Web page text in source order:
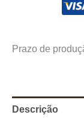
Prazo de
Descrição